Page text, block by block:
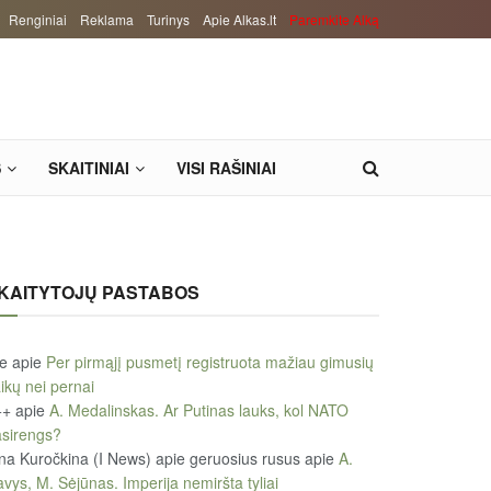
Renginiai Reklama Turinys Apie Alkas.lt Paremkite Alką
SKAITINIAI VISI RAŠINIAI
PASTABOS
apie Per pirmąjį pusmetį registruota mažiau gimusių
nei pernai
apie A. Medalinskas. Ar Putinas lauks, kol NATO
Kuročkina (I News) apie geruosius rusus apie A.
M. Sėjūnas. Imperija nemiršta tyliai